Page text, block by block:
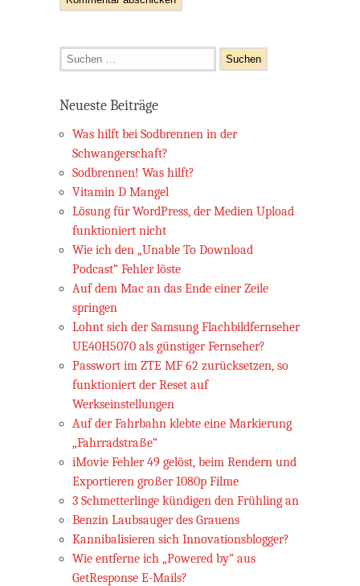
Suchen
nach:
Neueste Beiträge
Was hilft bei Sodbrennen in der
Schwangerschaft?
Sodbrennen! Was hilft?
Vitamin D Mangel
Lösung für WordPress, der Medien Upload
funktioniert nicht
Wie ich den „Unable To Download
Podcast“ Fehler löste
Auf dem Mac an das Ende einer Zeile
springen
Lohnt sich der Samsung Flachbildfernseher
UE40H5070 als günstiger Fernseher?
Passwort im ZTE MF 62 zurücksetzen, so
funktioniert der Reset auf
Werkseinstellungen
Auf der Fahrbahn klebte eine Markierung
„Fahrradstraße“
iMovie Fehler 49 gelöst, beim Rendern und
Exportieren großer 1080p Filme
3 Schmetterlinge kündigen den Frühling an
Benzin Laubsauger des Grauens
Kannibalisieren sich Innovationsblogger?
Wie entferne ich „Powered by“ aus
GetResponse E-Mails?